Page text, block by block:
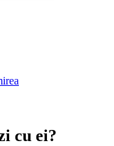
cu ei?